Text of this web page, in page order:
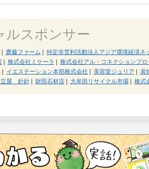
ルスポンサー
齋藤ファーム 特定非営利活動法人アジア環境経済ネ
| 株式会社ミケーラ 株式会社アル・コネクションプロ
イエステーション本部株式会社 美容室ジュリア 炭
立屋 針針| 財田石材店| 大牟田リサイクル市場| 株式